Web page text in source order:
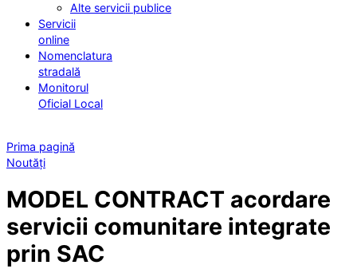
Alte servicii publice
Servicii
online
Nomenclatura
stradală
Monitorul
Oficial Local
Prima pagină
Noutăți
MODEL CONTRACT acordare
servicii comunitare integrate
prin SAC